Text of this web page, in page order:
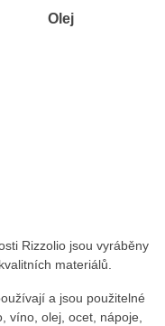
Olej
Rizzolio jsou vyráběny
materiálů.
a jsou použitelné
víno, olej, ocet, nápoje,